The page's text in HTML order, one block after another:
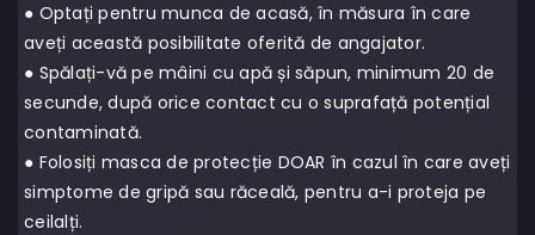
● Optați pentru munca de acasă, în măsura în care
aveți această posibilitate oferită de angajator.
● Spălați-vă pe mâini cu apă și săpun, minimum 20 de
secunde, după orice contact cu o suprafață potențial
contaminată.
● Folosiți masca de protecție DOAR în cazul în care aveți
simptome de gripă sau răceală, pentru a-i proteja pe
ceilalți.